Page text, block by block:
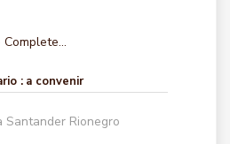
Complete...
: a convenir
Santander Rionegro